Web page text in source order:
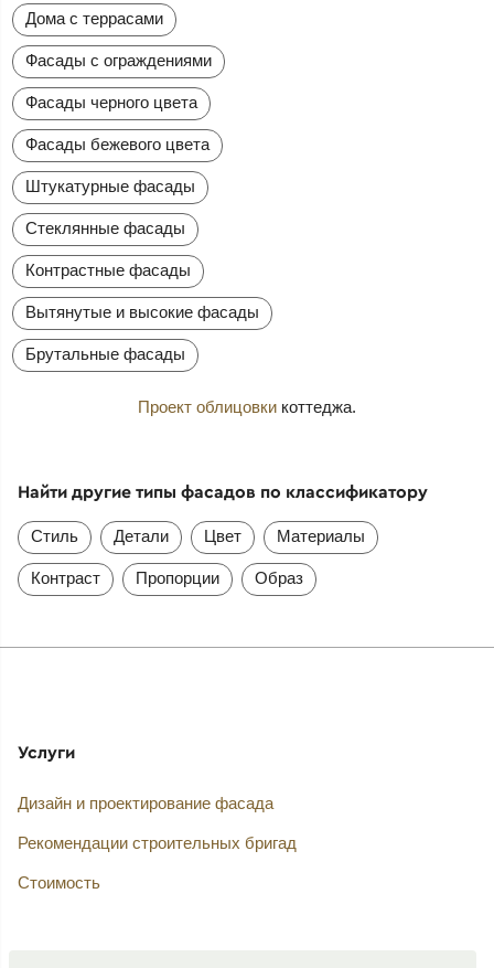
Дома с террасами
Фасады с ограждениями
Фасады черного цвета
Фасады бежевого цвета
Штукатурные фасады
Стеклянные фасады
Контрастные фасады
Вытянутые и высокие фасады
Брутальные фасады
Проект облицовки коттеджа.
Найти другие типы фасадов по классификатору
Стиль Детали Цвет Материалы
Контраст Пропорции Образ
Услуги
Дизайн и проектирование фасада
Рекомендации строительных бригад
Стоимость